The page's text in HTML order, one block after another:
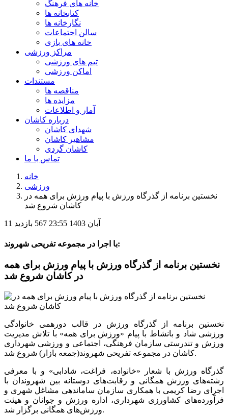
خانه های فرهنگ
کتابخانه ها
نگارخانه ها
سالن اجتماعات
خانه های بازی
مراکز ورزشی
تیم های ورزشی
اماکن ورزشی
مستندات
مناقصه ها
مزایده ها
آمار و اطلاعات
درباره کاشان
شهدای کاشان
مشاهیر کاشان
کاشان گردی
تماس با ما
خانه
ورزشی
نخستین برنامه از گذرگاه ورزش با پیام ورزش برای همه در
کاشان شروع شد
11 آبان 1403 23:55 567 بازدید
با اجرا در مجموعه تفریحی شهروند:
نخستین برنامه از گذرگاه ورزش با پیام ورزش برای همه
در کاشان شروع شد
نخستین برنامه از گذرگاه ورزش در قالب دورهمی خانوادگی
ورزشی شاد و بانشاط با پیام «ورزش برای همه» با تلاش مدیریت
ورزش و تندرستی سازمان فرهنگی، اجتماعی و ورزشی شهرداری
کاشان در مجموعه تفریحی شهروند(جمعه بازار) شروع شد.
گذرگاه ورزش با شعار «خانواده، فراغت، شادابی» و با معرفی
رشته‌های ورزش همگانی و رقابت‌های دوستانه بین شهروندان با
اجرای رضا کریمی با همکاری سازمان ساماندهی مشاغل شهری و
فرآورده‌های کشاورزی شهرداری، اداره ورزش و جوانان و هیئت
ورزش‌های همگانی برگزار شد.